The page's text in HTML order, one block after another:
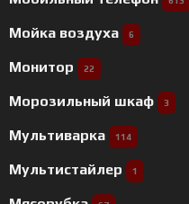
Мойка воздуха 6
Монитор 22
Морозильный шкаф 3
Мультиварка 114
Мультистайлер 1